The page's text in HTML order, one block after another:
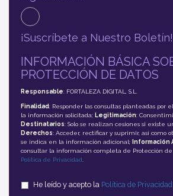
¡Suscríbete a Nuestro Boletín!
INFORMACIÓN BÁSICA
PROTECCIÓN DE DATOS
Responsable: FORTALEZA DIGITAL, S.L.
Finalidad: Responder las consultas planteadas por
la información solicitada; Legitimación:
Destinatarios: Solo se realizan cesiones si existe
Derechos: Acceder, rectificar y suprimir, así como
se indica en la información adicional;
Información
consultar la información completa de Protección
Política de Privacidad
He leído y acepto la Política de Privacidad